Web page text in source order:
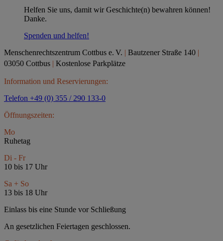
Helfen Sie uns, damit wir Geschichte(n) bewahren können!
Danke.
Spenden und helfen!
Menschenrechtszentrum Cottbus e. V. | Bautzener Straße 140 |
03050 Cottbus | Kostenlose Parkplätze
Information und Reservierungen:
Telefon +49 (0) 355 / 290 133-0
Öffnungszeiten:
Mo
Ruhetag
Di - Fr
10 bis 17 Uhr
Sa + So
13 bis 18 Uhr
Einlass bis eine Stunde vor Schließung
An gesetzlichen Feiertagen geschlossen.